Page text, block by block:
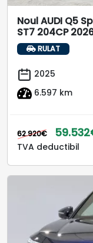
Noul AUDI Q5
ST7 204CP
RULAT
2025
6.597 km
62.920€
TVA deductibil